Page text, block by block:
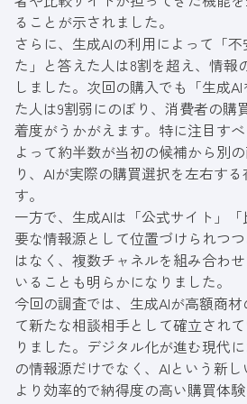
ることが示されました。
さらに、生成AIの利用によって「
た」と答えた人は8割を超え、情報
しました。次回の購入でも「生成
た人は9割弱にのぼり、消費者の購
着度がうかがえます。特に注目す
よって約半数が当初の候補から別
り、AIが実際の購買選択を左右す
す。
一方で、生成AIは「公式サイト」
要な情報源として位置づけられつ
はなく、複数チャネルを組み合わ
いることも明らかになりました。
今回の調査では、生成AIが高額商
て新たな相談相手として確立され
りました。デジタル化が進む現代
の情報源だけでなく、AIという新し
より効率的で納得度の高い購買体験